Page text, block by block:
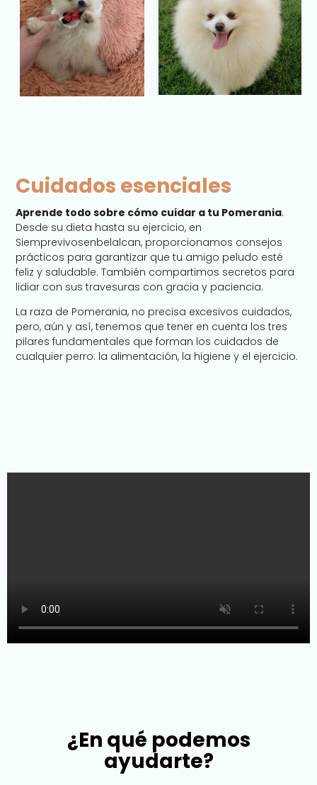
Cuidados esenciales
Aprende todo sobre cómo cuidar a tu Pomerania.
Desde su dieta hasta su ejercicio, en
Siemprevivosenbelalcan, proporcionamos consejos
prácticos para garantizar que tu amigo peludo esté
feliz y saludable. También compartimos secretos para
lidiar con sus travesuras con gracia y paciencia.
La raza de Pomerania, no precisa excesivos cuidados,
pero, aún y así, tenemos que tener en cuenta los tres
pilares fundamentales que forman los cuidados de
cualquier perro: la alimentación, la higiene y el ejercicio.
¿En qué podemos
ayudarte?